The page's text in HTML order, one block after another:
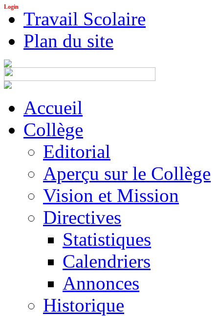
Login
Travail Scolaire
Plan du site
Accueil
Collège
Editorial
Aperçu sur le Collège
Vision et Mission
Directives
Statistiques
Calendriers
Annonces
Historique